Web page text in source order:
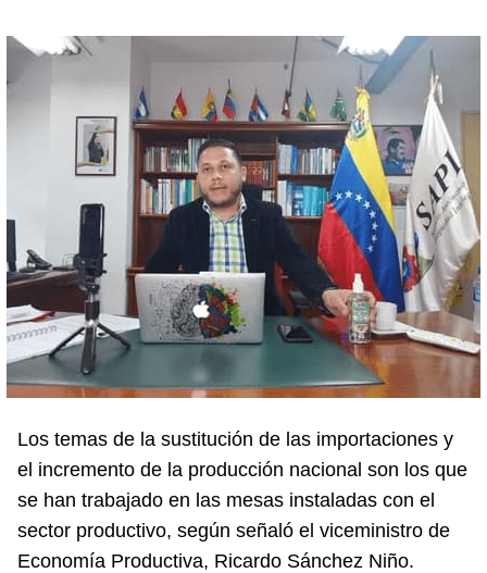
Los temas de la sustitución de las importaciones y
el incremento de la producción nacional son los que
se han trabajado en las mesas instaladas con el
sector productivo, según señaló el viceministro de
Economía Productiva, Ricardo Sánchez Niño.